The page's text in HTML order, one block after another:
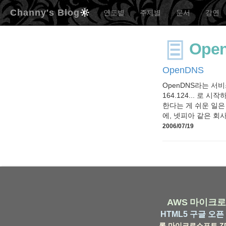
Channy's Blog 연도별 주제별 문서 강연
OpenDNS
OpenDNS라는 서
164.124... 로 시작
한다는 게 쉬운 일
에, 넷피아 같은 회
2006/07/19
AWS 마이크
HTML5 구글 오픈